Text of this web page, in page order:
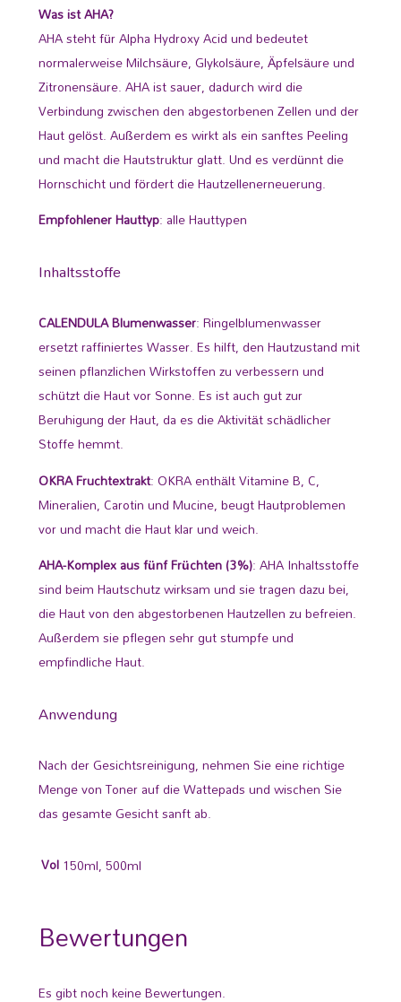
Was ist AHA?
AHA steht für Alpha Hydroxy Acid und bedeutet
normalerweise Milchsäure, Glykolsäure, Äpfelsäure und
Zitronensäure. AHA ist sauer, dadurch wird die
Verbindung zwischen den abgestorbenen Zellen und der
Haut gelöst. Außerdem es wirkt als ein sanftes Peeling
und macht die Hautstruktur glatt. Und es verdünnt die
Hornschicht und fördert die Hautzellenerneuerung.
Empfohlener Hauttyp: alle Hauttypen
Inhaltsstoffe
CALENDULA Blumenwasser: Ringelblumenwasser
ersetzt raffiniertes Wasser. Es hilft, den Hautzustand mit
seinen pflanzlichen Wirkstoffen zu verbessern und
schützt die Haut vor Sonne. Es ist auch gut zur
Beruhigung der Haut, da es die Aktivität schädlicher
Stoffe hemmt.
OKRA Fruchtextrakt: OKRA enthält Vitamine B, C,
Mineralien, Carotin und Mucine, beugt Hautproblemen
vor und macht die Haut klar und weich.
AHA-Komplex aus fünf Früchten (3%): AHA Inhaltsstoffe
sind beim Hautschutz wirksam und sie tragen dazu bei,
die Haut von den abgestorbenen Hautzellen zu befreien.
Außerdem sie pflegen sehr gut stumpfe und
empfindliche Haut.
Anwendung
Nach der Gesichtsreinigung, nehmen Sie eine richtige
Menge von Toner auf die Wattepads und wischen Sie
das gesamte Gesicht sanft ab.
Vol150ml, 500ml
Bewertungen
Es gibt noch keine Bewertungen.